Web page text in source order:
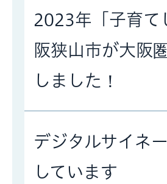
2023年「子育て
阪狭山市が大阪
しました！
デジタルサイネ
しています